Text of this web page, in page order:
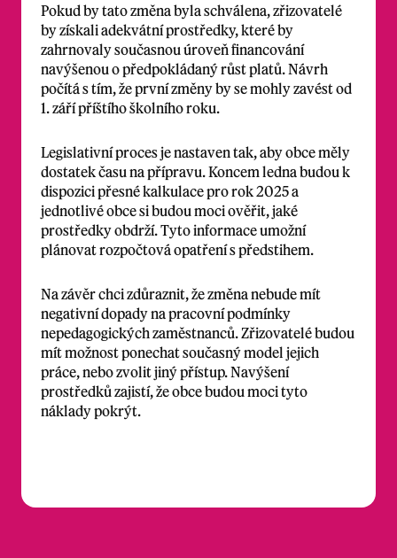
Pokud by tato změna byla schválena, zřizovatelé
by získali adekvátní prostředky, které by
zahrnovaly současnou úroveň financování
navýšenou o předpokládaný růst platů. Návrh
počítá s tím, že první změny by se mohly zavést od
1. září příštího školního roku.
Legislativní proces je nastaven tak, aby obce měly
dostatek času na přípravu. Koncem ledna budou k
dispozici přesné kalkulace pro rok 2025 a
jednotlivé obce si budou moci ověřit, jaké
prostředky obdrží. Tyto informace umožní
plánovat rozpočtová opatření s předstihem.
Na závěr chci zdůraznit, že změna nebude mít
negativní dopady na pracovní podmínky
nepedagogických zaměstnanců. Zřizovatelé budou
mít možnost ponechat současný model jejich
práce, nebo zvolit jiný přístup. Navýšení
prostředků zajistí, že obce budou moci tyto
náklady pokrýt.